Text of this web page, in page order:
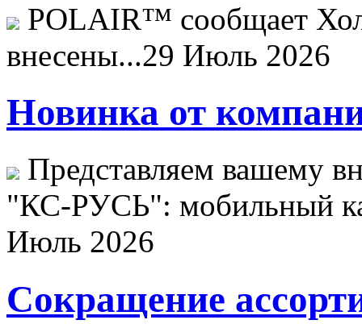
POLAIR™ сообщает
внесены...29 Июль 2026
Новинка от
Представляем вашему
"КС-РУСЬ": мобильный
Июль 2026
Сокращение